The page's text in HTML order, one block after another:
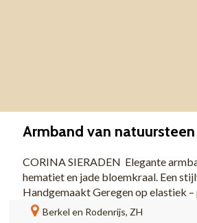
Armband van natuursteen
CORINA SIERADEN Elegante
hematiet en jade bloemkraal. Een
Handgemaakt Geregen op elastiek –
Berkel en Rodenrijs, ZH